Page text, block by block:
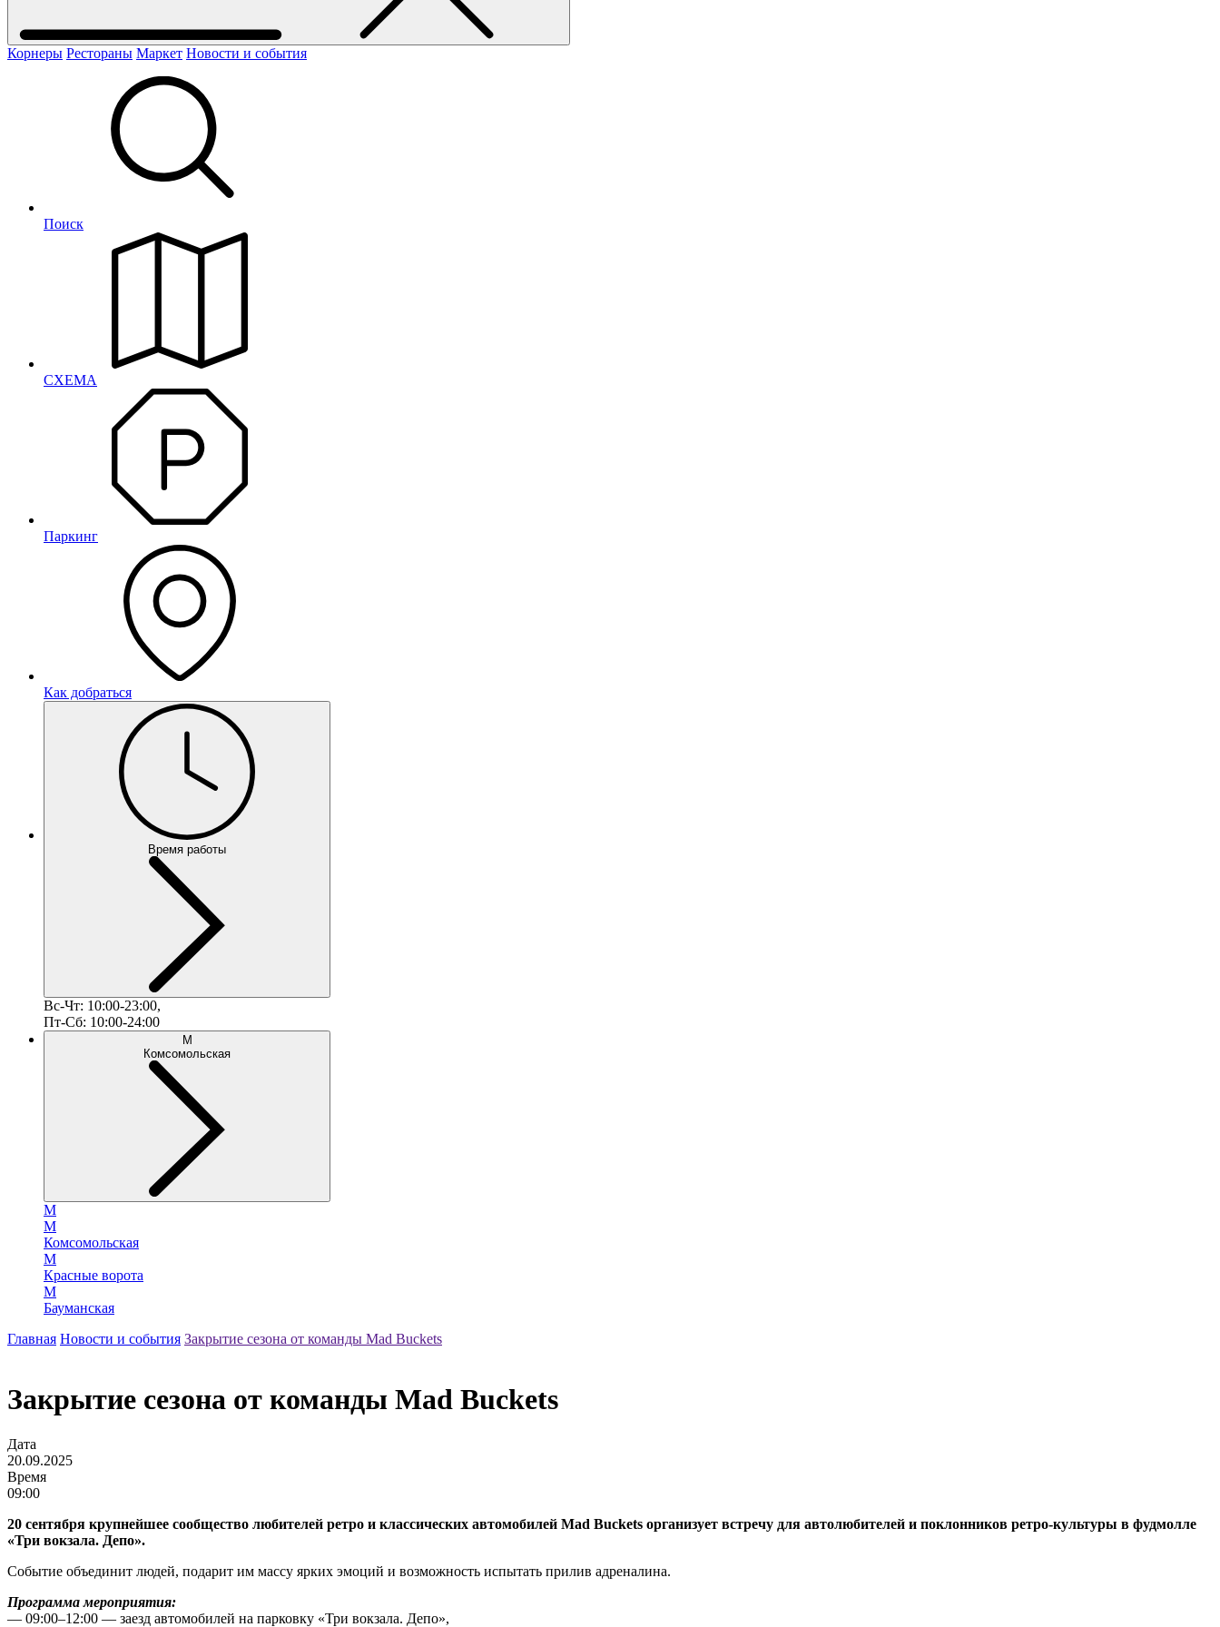
Корнеры Рестораны Маркет Новости и события
Поиск
СХЕМА
Паркинг
Как добраться
Время работы
Вс-Чт: 10:00-23:00,
Пт-Сб: 10:00-24:00
М
Комсомольская
М
М
Комсомольская
М
Красные ворота
М
Бауманская
Главная Новости и события Закрытие сезона от команды Mad Buckets
Закрытие сезона от команды Mad Buckets
Дата
20.09.2025
Время
09:00
20 сентября крупнейшее сообщество любителей ретро и классических автомобилей Mad Buckets организует встречу для автолюбителей и поклонников ретро-культуры в фудмолле
«Три вокзала. Депо».
Событие объединит людей, подарит им массу ярких эмоций и возможность испытать прилив адреналина.
Программа мероприятия:
— 09:00–12:00 — заезд автомобилей на парковку «Три вокзала. Депо»,